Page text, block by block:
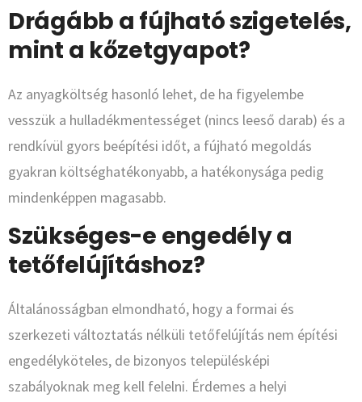
Drágább a fújható szigetelés,
mint a kőzetgyapot?
Az anyagköltség hasonló lehet, de ha figyelembe
vesszük a hulladékmentességet (nincs leeső darab) és a
rendkívül gyors beépítési időt, a fújható megoldás
gyakran költséghatékonyabb, a hatékonysága pedig
mindenképpen magasabb.
Szükséges-e engedély a
tetőfelújításhoz?
Általánosságban elmondható, hogy a formai és
szerkezeti változtatás nélküli tetőfelújítás nem építési
engedélyköteles, de bizonyos településképi
szabályoknak meg kell felelni. Érdemes a helyi